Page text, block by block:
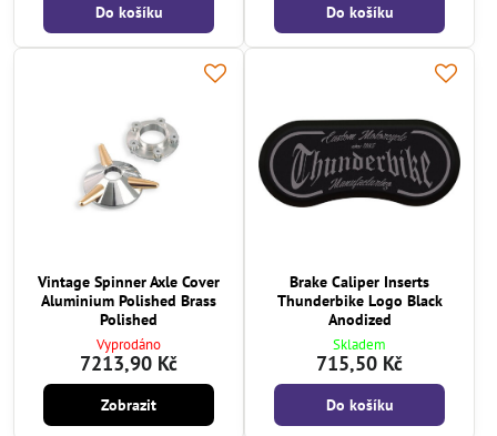
Do košíku Do košíku
Vintage Spinner Axle Cover
Aluminium Polished Brass
Polished
Vyprodáno
7213,90 Kč
Zobrazit
Brake Caliper Inserts
Thunderbike Logo Black
Anodized
Skladem
715,50 Kč
Do košíku